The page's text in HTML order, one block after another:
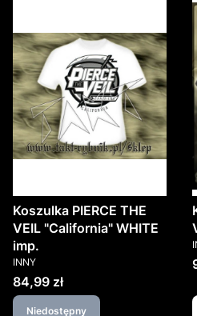
Koszulka PIERCE THE
VEIL "California" WHITE
imp.
PRODUCENT
INNY
Cena
84,99 zł
Niedostępny